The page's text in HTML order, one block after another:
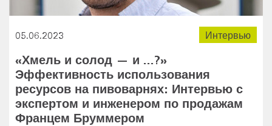
Интервью
05.06.2023
«Хмель и солод — и ...?»
Эффективность использования
ресурсов на пивоварнях: Интервью с
экспертом и инженером по продажам
Францем Бруммером